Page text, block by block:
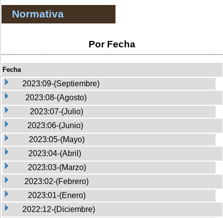
Normativa
Por Fecha
Fecha
2023:09-(Septiembre)
2023:08-(Agosto)
2023:07-(Julio)
2023:06-(Junio)
2023:05-(Mayo)
2023:04-(Abril)
2023:03-(Marzo)
2023:02-(Febrero)
2023:01-(Enero)
2022:12-(Diciembre)